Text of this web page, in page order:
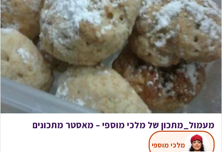
מעמול_מתכון של מלכי מוספי – מאסטר מתכונים
מלכי מוספי